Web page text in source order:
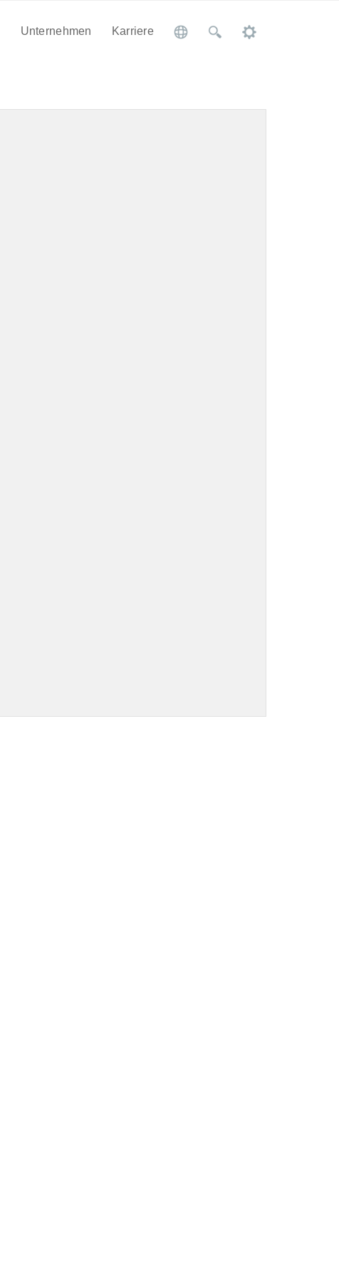
Unternehmen Karriere